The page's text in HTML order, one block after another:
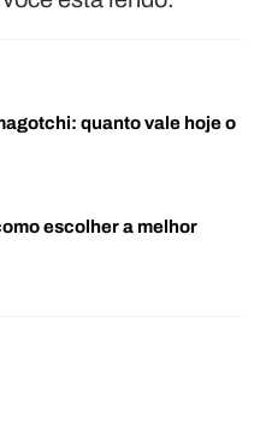
quanto vale hoje o
escolher a melhor